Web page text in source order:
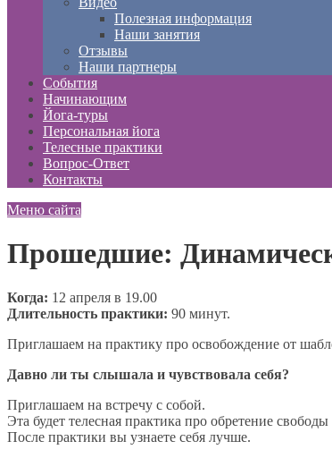
Полезная информация
Наши занятия
Отзывы
Наши партнеры
События
Начинающим
Йога-туры
Персональная йога
Телесные практики
Вопрос-Ответ
Контакты
Меню сайта
Прошедшие:
Когда: 12 апреля в 19.00
Длительность практики: 90 минут.
Приглашаем на практику про освобождение от
Давно ли ты слышала и чувствовала себя?
Приглашаем на встречу с собой.
Эта будет телесная практика про обретение
После практики вы узнаете себя лучше.